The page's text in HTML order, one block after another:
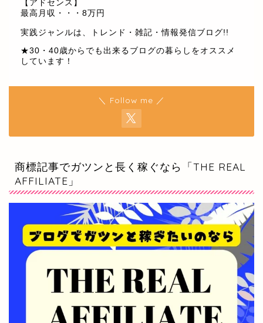
【アドセンス】
最高月収・・・8万円
実践ジャンルは、トレンド・雑記・情報発信ブログ!!
★30・40歳からでも出来るブログの暮らしをオススメ
しています！
＼ Follow me ／
商標記事でガツンと長く稼ぐなら「THE REAL
AFFILIATE」